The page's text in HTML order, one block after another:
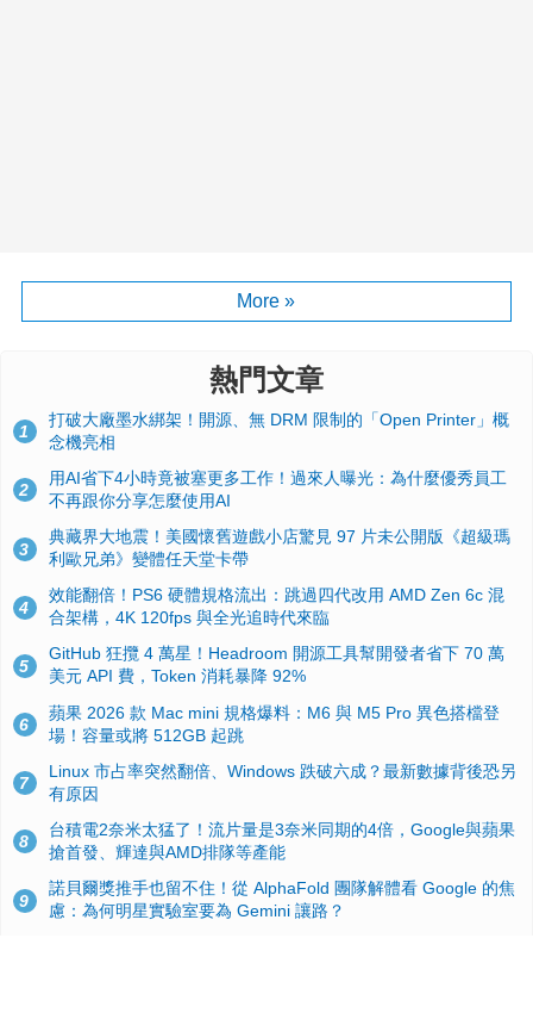
More »
熱門文章
1
打破大廠墨水綁架！開源、無 DRM 限制的「Open Printer」概
念機亮相
2
用AI省下4小時竟被塞更多工作！過來人曝光：為什麼優秀員工
不再跟你分享怎麼使用AI
3
典藏界大地震！美國懷舊遊戲小店驚見 97 片未公開版《超級瑪
利歐兄弟》變體任天堂卡帶
4
效能翻倍！PS6 硬體規格流出：跳過四代改用 AMD Zen 6c 混
合架構，4K 120fps 與全光追時代來臨
5
GitHub 狂攬 4 萬星！Headroom 開源工具幫開發者省下 70 萬
美元 API 費，Token 消耗暴降 92%
6
蘋果 2026 款 Mac mini 規格爆料：M6 與 M5 Pro 異色搭檔登
場！容量或將 512GB 起跳
7
Linux 市占率突然翻倍、Windows 跌破六成？最新數據背後恐另
有原因
8
台積電2奈米太猛了！流片量是3奈米同期的4倍，Google與蘋果
搶首發、輝達與AMD排隊等產能
9
諾貝爾獎推手也留不住！從 AlphaFold 團隊解體看 Google 的焦
慮：為何明星實驗室要為 Gemini 讓路？